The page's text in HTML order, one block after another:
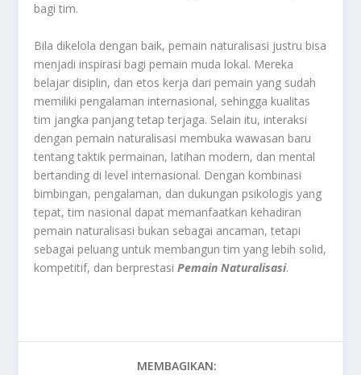
bagi tim.
Bila dikelola dengan baik, pemain naturalisasi justru bisa
menjadi inspirasi bagi pemain muda lokal. Mereka
belajar disiplin, dan etos kerja dari pemain yang sudah
memiliki pengalaman internasional, sehingga kualitas
tim jangka panjang tetap terjaga. Selain itu, interaksi
dengan pemain naturalisasi membuka wawasan baru
tentang taktik permainan, latihan modern, dan mental
bertanding di level internasional. Dengan kombinasi
bimbingan, pengalaman, dan dukungan psikologis yang
tepat, tim nasional dapat memanfaatkan kehadiran
pemain naturalisasi bukan sebagai ancaman, tetapi
sebagai peluang untuk membangun tim yang lebih solid,
kompetitif, dan berprestasiPemain Naturalisasi.
MEMBAGIKAN: